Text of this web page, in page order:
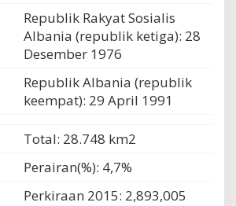
Republik Rakyat Sosialis
Albania (republik ketiga): 28
Desember 1976
Republik Albania (republik
keempat): 29 April 1991
Total: 28.748 km2
Perairan(%): 4,7%
Perkiraan 2015: 2,893,005